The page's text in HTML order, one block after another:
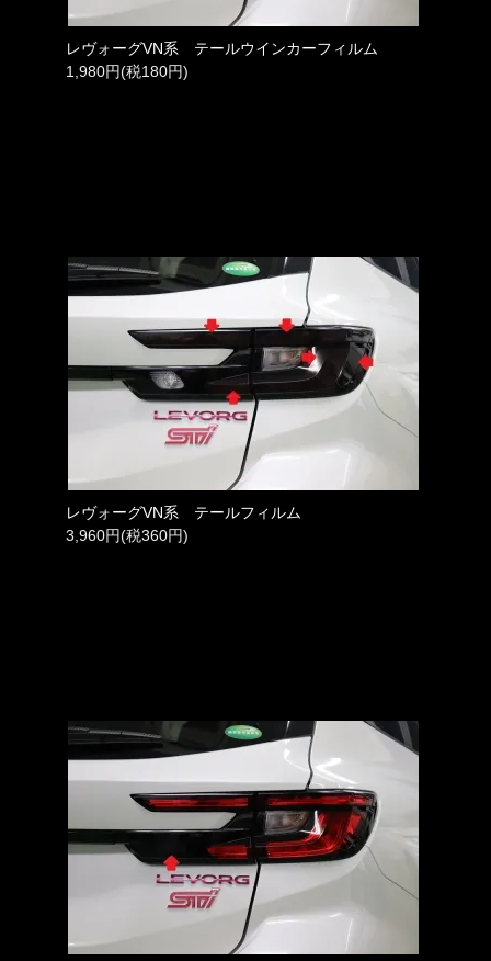
レヴォーグVN系 テールウインカーフィルム
1,980円(税180円)
レヴォーグVN系 テールフィルム
3,960円(税360円)